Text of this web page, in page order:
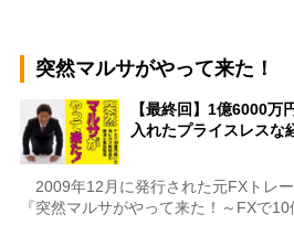
突然マルサがやって来た！
【最終回】1億6000万
入れたプライスレス
2009年12月に発行された元FXトレ
『突然マルサがやって来た！～FXで10